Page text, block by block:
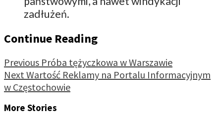
zadłużeń.
Continue Reading
Previous Próba tężyczkowa w Warszawie
Next Wartość Reklamy na Portalu Informacyjnym
w Częstochowie
More Stories